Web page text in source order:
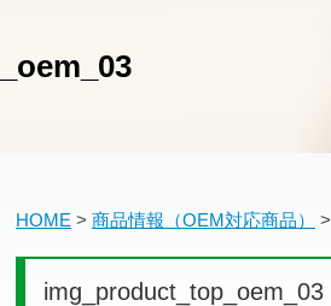
HOME > 商品情報（OEM対応商品） >
img_product_top_oem_03